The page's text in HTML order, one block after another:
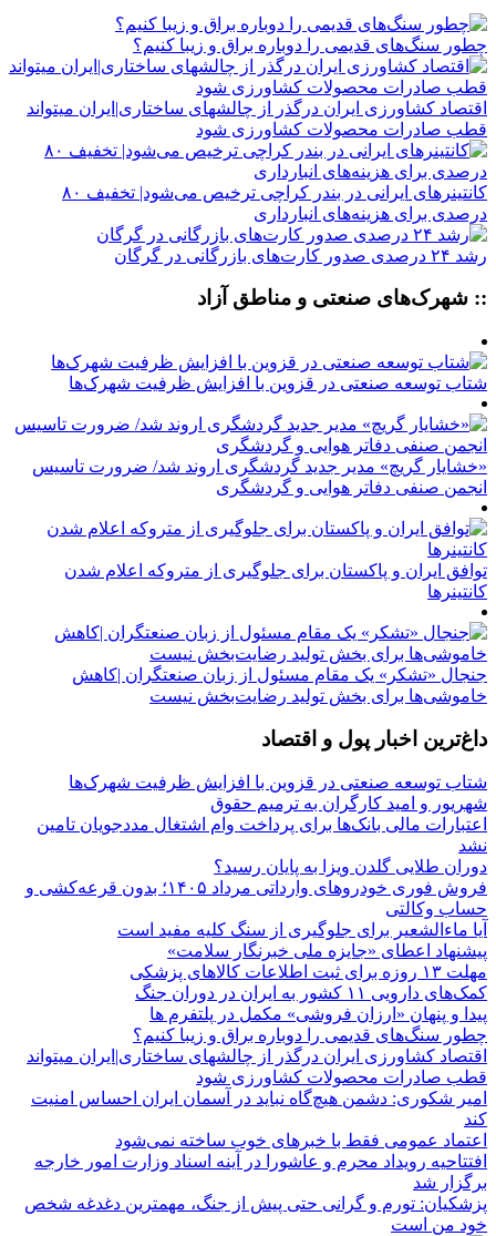
چطور سنگ‌های قدیمی را دوباره براق و زیبا کنیم؟
اقتصاد کشاورزی ایران درگذر از چالشهای ساختاری|ایران میتواند
قطب صادرات محصولات کشاورزی شود
کانتینرهای ایرانی در بندر کراچی ترخیص می‌شود| تخفیف ۸۰
درصدی برای هزینه‌های انبارداری
رشد ۲۴ درصدی صدور کارت‌های بازرگانی در گرگان
:: شهرک‌های صنعتی و مناطق آزاد
شتاب توسعه صنعتی در قزوین با افزایش ظرفیت شهرک‌ها
«خشایار گریچ» مدیر جدید گردشگری اروند شد/ ضرورت تاسیس
انجمن صنفی دفاتر هوایی و گردشگری
توافق ایران و پاکستان برای جلوگیری از متروکه اعلام شدن
کانتینرها
جنجال «تشکر» یک مقام مسئول از زبان صنعتگران |کاهش
خاموشی‌ها برای بخش تولید رضایت‌بخش نیست
داغ‌ترین اخبار پول و اقتصاد
شتاب توسعه صنعتی در قزوین با افزایش ظرفیت شهرک‌ها
شهریور و امید کارگران به ترمیم حقوق
اعتبارات مالی بانک‌ها برای پرداخت وام اشتغال مددجویان تامین
نشد
دوران طلایی گلدن ویزا به پایان رسید؟
فروش فوری خودروهای وارداتی مرداد ۱۴۰۵؛ بدون قرعه‌کشی و
حساب وکالتی
آیا ماءالشعیر برای جلوگیری از سنگ کلیه مفید است
پیشنهاد اعطای «جایزه ملی خبرنگار سلامت»
مهلت ۱۳ روزه برای ثبت اطلاعات کالاهای پزشکی
کمک‌های دارویی ۱۱ کشور به ایران در دوران جنگ
پیدا و پنهان «ارزان فروشی» مکمل در پلتفرم ها
چطور سنگ‌های قدیمی را دوباره براق و زیبا کنیم؟
اقتصاد کشاورزی ایران درگذر از چالشهای ساختاری|ایران میتواند
قطب صادرات محصولات کشاورزی شود
امیر شکوری: دشمن هیچ‌گاه نباید در آسمان ایران احساس امنیت
کند
اعتماد عمومی فقط با خبرهای خوب ساخته نمی‌شود
افتتاحیه رویداد محرم و عاشورا در آینه اسناد وزارت امور خارجه
برگزار شد
پزشکیان: تورم و گرانی حتی پیش از جنگ، مهمترین دغدغه شخص
خود من است